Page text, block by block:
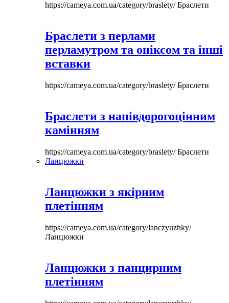
https://cameya.com.ua/category/braslety/Браслети
Браслети з перлами
перламутром та оніксом та інші
вставки
https://cameya.com.ua/category/braslety/Браслети
Браслети з напівдорогоцінним
камінням
https://cameya.com.ua/category/braslety/Браслети
Ланцюжки
Ланцюжки з якірним
плетінням
https://cameya.com.ua/category/lanczyuzhky/
Ланцюжки
Ланцюжки з панцирним
плетінням